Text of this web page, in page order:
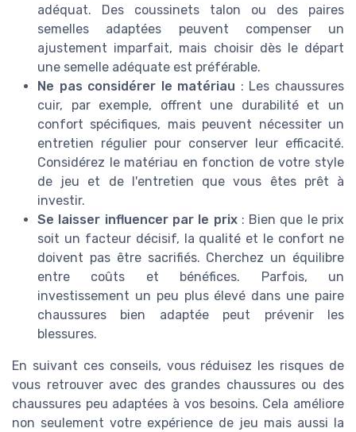
adéquat. Des coussinets talon ou des paires
semelles adaptées peuvent compenser un
ajustement imparfait, mais choisir dès le départ
une semelle adéquate est préférable.
Ne pas considérer le matériau : Les chaussures
cuir, par exemple, offrent une durabilité et un
confort spécifiques, mais peuvent nécessiter un
entretien régulier pour conserver leur efficacité.
Considérez le matériau en fonction de votre style
de jeu et de l'entretien que vous êtes prêt à
investir.
Se laisser influencer par le prix: Bien que le prix
soit un facteur décisif, la qualité et le confort ne
doivent pas être sacrifiés. Cherchez un équilibre
entre coûts et bénéfices. Parfois, un
investissement un peu plus élevé dans une paire
chaussures bien adaptée peut prévenir les
blessures.
En suivant ces conseils, vous réduisez les risques de
vous retrouver avec des grandes chaussures ou des
chaussures peu adaptées à vos besoins. Cela améliore
non seulement votre expérience de jeu mais aussi la